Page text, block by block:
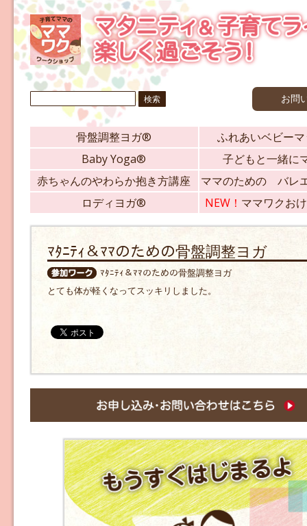
検
索: お問
骨盤調整ヨガ®
ふれあいベビー
Baby Yoga®
子どもと一緒に
赤ちゃんのやわらか抱き方講座
ママのための バレ
ロディヨガ®
NEW！ ママワクお
ﾏﾀﾆﾃｨ＆ﾏﾏのための骨盤調整ヨガ
ﾏﾀﾆﾃｨ＆ﾏﾏのための骨盤調整ヨガ
とても体が軽くなってスッキリしました。